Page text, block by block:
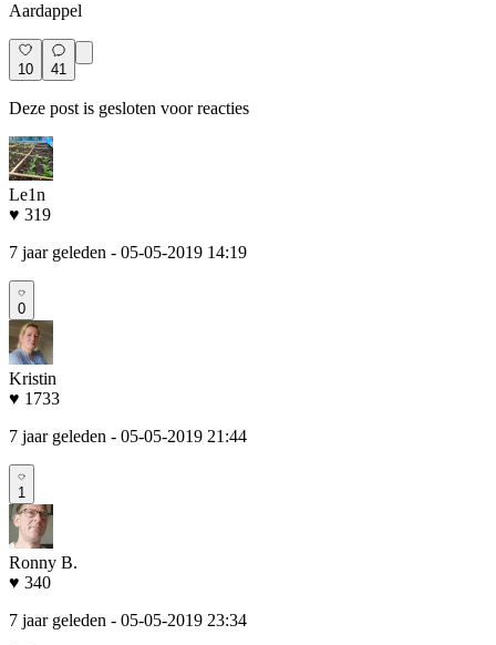
Aardappel
10 41
Deze post is gesloten voor reacties
Le1n
♥ 319
7 jaar geleden - 05-05-2019 14:19
0
Kristin
♥ 1733
7 jaar geleden - 05-05-2019 21:44
1
Ronny B.
♥ 340
7 jaar geleden - 05-05-2019 23:34